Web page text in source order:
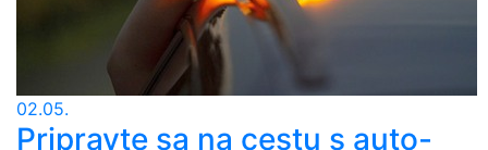
02.05.
Pripravte sa na cestu s auto-